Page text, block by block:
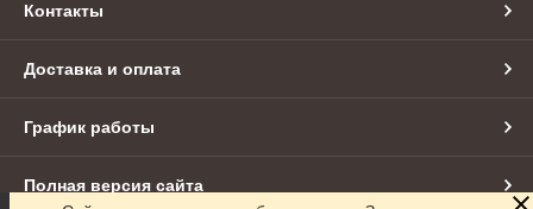
Контакты
Доставка и оплата
График работы
Полная версия сайта